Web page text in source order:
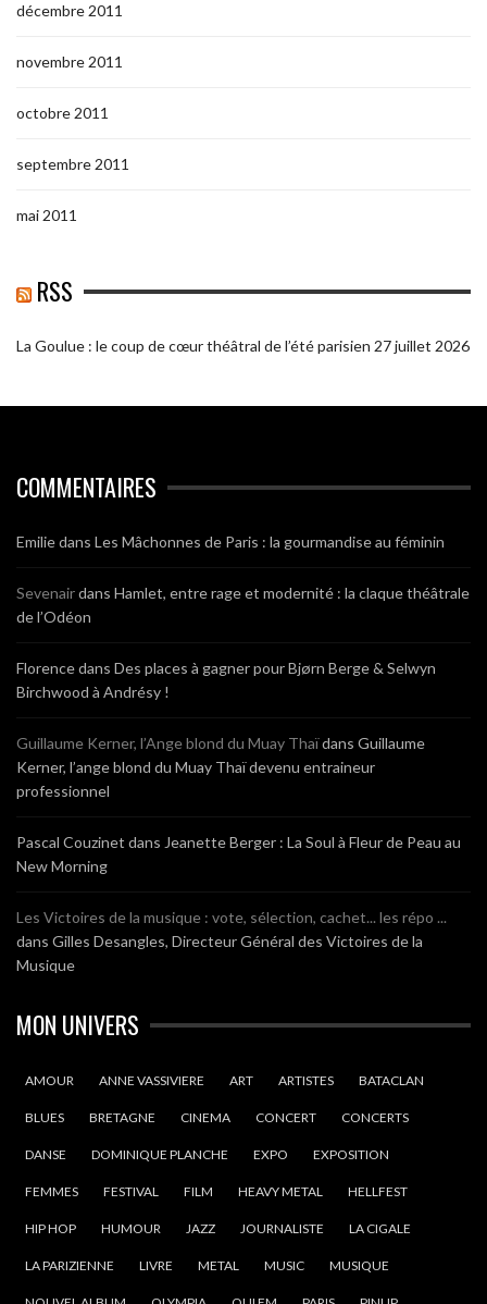
décembre 2011
novembre 2011
octobre 2011
septembre 2011
mai 2011
RSS
La Goulue : le coup de cœur théâtral de l’été parisien 27 juillet 2026
COMMENTAIRES
Emiliedans Les Mâchonnes de Paris : la gourmandise au féminin
Sevenairdans Hamlet, entre rage et modernité : la claque théâtrale
de l’Odéon
Florencedans Des places à gagner pour Bjørn Berge & Selwyn
Birchwood à Andrésy !
Guillaume Kerner, l’Ange blond du Muay Thaïdans Guillaume
Kerner, l’ange blond du Muay Thaï devenu entraineur
professionnel
Pascal Couzinet dans Jeanette Berger : La Soul à Fleur de Peau au
New Morning
Les Victoires de la musique : vote, sélection, cachet... les répo ...
dans Gilles Desangles, Directeur Général des Victoires de la
Musique
MON UNIVERS
AMOUR ANNE VASSIVIERE ART ARTISTES BATACLAN
BLUES BRETAGNE CINEMA CONCERT CONCERTS
DANSE DOMINIQUE PLANCHE EXPO EXPOSITION
FEMMES FESTIVAL FILM HEAVY METAL HELLFEST
HIP HOP HUMOUR JAZZ JOURNALISTE LA CIGALE
LA PARIZIENNE LIVRE METAL MUSIC MUSIQUE